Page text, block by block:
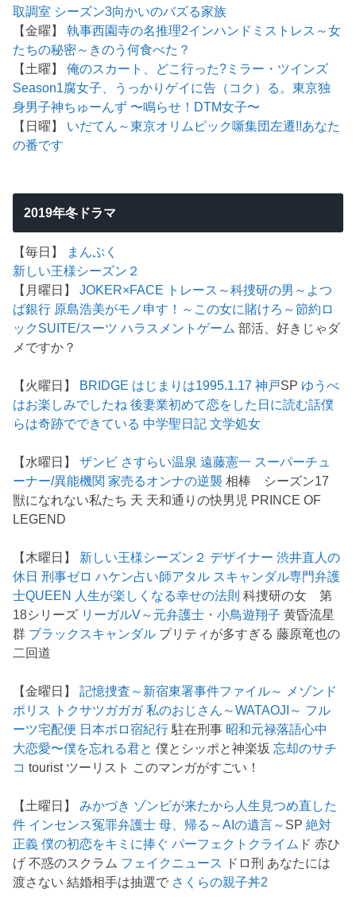
取調室 シーズン3向かいのバズる家族
【金曜】執事西園寺の名推理2インハンド ミストレス～女
たちの秘密～ きのう何食べた？
【土曜】俺のスカート、どこ行った? ミラー・ツインズ
Season1 腐女子、うっかりゲイに告（コク）る。東京独
身男子神ちゅーんず 〜鳴らせ！DTM女子〜
【日曜】 いだてん～東京オリムピック噺集団左遷!!あなた
の番です
2019年冬ドラマ
【毎日】
まんぷく
新しい王様シーズン２
【月曜日】JOKER×FACE トレース～科捜研の男～ よつ
ば銀行 原島浩美がモノ申す！～この女に賭けろ～節約ロ
ック SUITE/スーツ ハラスメントゲーム 部活、好きじゃダ
メですか？
【火曜日】 BRIDGE はじまりは1995.1.17 神戸SP ゆうべ
はお楽しみでしたね 後妻業初めて恋をした日に読む話僕
らは奇跡でできている 中学聖日記 文学処女
【水曜日】ザンビ さすらい温泉 遠藤憲一 スーパーチュ
ーナー/異能機関 家売るオンナの逆襲 相棒 シーズン17
獣になれない私たち 天 天和通りの快男児 PRINCE OF
LEGEND
【木曜日】 新しい王様シーズン２ デザイナー 渋井直人の
休日 刑事ゼロ ハケン占い師アタル スキャンダル専門弁護
士QUEEN 人生が楽しくなる幸せの法則 科捜研の女 第
18シリーズ リーガルV～元弁護士・小鳥遊翔子 黄昏流星
群 ブラックスキャンダル プリティが多すぎる 藤原竜也の
二回道
【金曜日】記憶捜査～新宿東署事件ファイル～
メゾンド
ポリス
トクサツガガガ 私のおじさん～WATAOJI～ フル
ーツ宅配便 日本ボロ宿紀行 駐在刑事 昭和元禄落語心中
大恋愛〜僕を忘れる君と 僕とシッポと神楽坂忘却のサチ
コ tourist ツーリスト このマンガがすごい！
【土曜日】みかづき ゾンビが来たから人生見つめ直した
件 インセンス冤罪弁護士 母、帰る～AIの遺言～ SP絶対
正義 僕の初恋をキミに捧ぐ パーフェクトクライム ド 赤ひ
げ 不惑のスクラム フェイクニュース
ドロ刑 あなたには
渡さない 結婚相手は抽選で さくらの親子丼2